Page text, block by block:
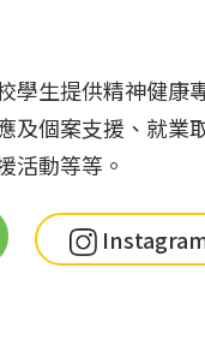
學生提供精神健康
及個案支援、就業
活動等等。